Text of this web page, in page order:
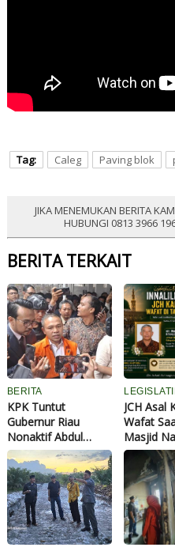
Tag: Caleg Paving blok
JIKA MENEMUKAN BERITA
HUBUNGI 0813 3966
BERITA TERKAIT
BERITA
KPK Tuntut
Gubernur Riau
Nonaktif Abdul
Wahid 8 Tahun 6
Bulan Penjara,
Disebut Terbukti
Terima Fee Proyek
JCH Asal
Wafat
Masjid
Ramli
Diminta